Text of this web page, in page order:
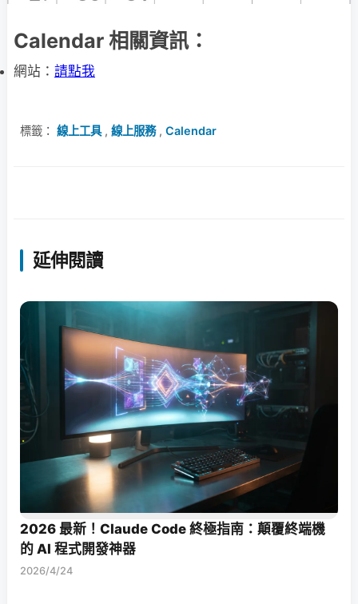
Calendar 相關資訊：
網站： 請點我
標籤： 線上工具, 線上服務, Calendar
延伸閱讀
2026 最新！Claude Code 終極指南：顛覆終端機
的 AI 程式開發神器
2026/4/24